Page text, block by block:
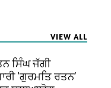
VIEW ALL
ਸਿੰਘ ਜੱਗੀ
‘ਗੁਰਮਤਿ ਰਤਨ’